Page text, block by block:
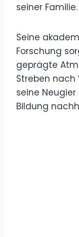
seiner Familie.
Seine
Forschung
geprägte
Streben nach
seine
Bildung